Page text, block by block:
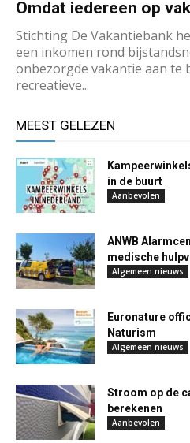
Omdat iedereen op
Stichting De Vakantiebank
een inkomen rond
onbezorgde vakantie aan te
recreatieve...
MEEST GELEZEN
in de buurt
Aanbevolen
ANWB
medische
Algemeen nieuws
Euronature
Naturism
Algemeen nieuws
Stroom op de
berekenen
Aanbevolen